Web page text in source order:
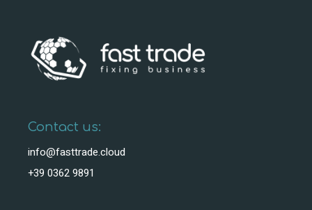
Contact us:
info@fasttrade.cloud
+39 0362 9891